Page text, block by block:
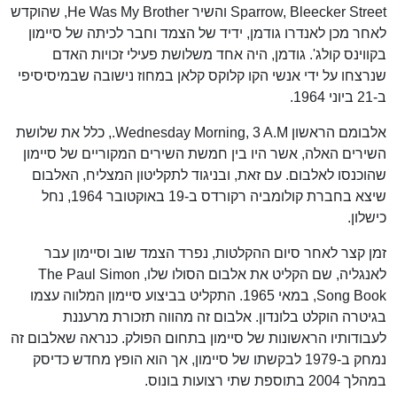
Sparrow, Bleecker Street והשיר He Was My Brother, שהוקדש
לאחר מכן לאנדרו גודמן, ידיד של הצמד וחבר לכיתה של סיימון
בקווינס קולג'. גודמן, היה אחד משלושת פעילי זכויות האדם
שנרצחו על ידי אנשי הקו קלוקס קלאן במחוז נישובה שבמיסיסיפי
ב-21 ביוני 1964.
אלבומם הראשון Wednesday Morning, 3 A.M., כלל את שלושת
השירים האלה, אשר היו בין חמשת השירים המקוריים של סיימון
שהוכנסו לאלבום. עם זאת, ובניגוד לתקליטון המצליח, האלבום
שיצא בחברת קולומביה רקורדס ב-19 באוקטובר 1964, נחל
כישלון.
זמן קצר לאחר סיום ההקלטות, נפרד הצמד שוב וסיימון עבר
לאנגליה, שם הקליט את אלבום הסולו שלו, The Paul Simon
Song Book, במאי 1965. התקליט בביצוע סיימון המלווה עצמו
בגיטרה הוקלט בלונדון. אלבום זה מהווה תזכורת מרעננת
לעבודותיו הראשונות של סיימון בתחום הפולק. כנראה שאלבום זה
נמחק ב-1979 לבקשתו של סיימון, אך הוא הופץ מחדש כדיסק
במהלך 2004 בתוספת שתי רצועות בונוס.